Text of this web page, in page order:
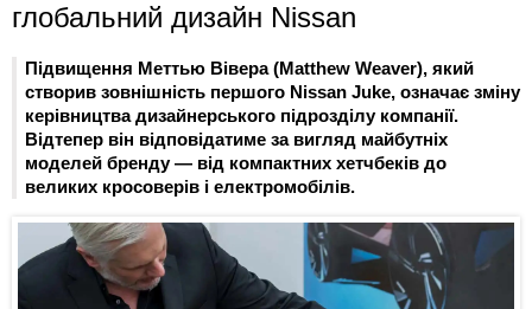
глобальний дизайн Nissan
Підвищення Меттью Вівера (Matthew Weaver), який
створив зовнішність першого Nissan Juke, означає зміну
керівництва дизайнерського підрозділу компанії.
Відтепер він відповідатиме за вигляд майбутніх
моделей бренду — від компактних хетчбеків до
великих кросоверів і електромобілів.